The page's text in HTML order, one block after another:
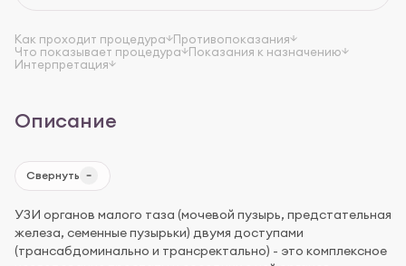
Как проходит процедура
Противопоказания
Что показывает процедура
Показания к назначению
Интерпретация
Описание
Свернуть
УЗИ органов малого таза (мочевой пузырь, предстательная
железа, семенные пузырьки) двумя доступами
(трансабдоминально и трансректально) - это комплексное